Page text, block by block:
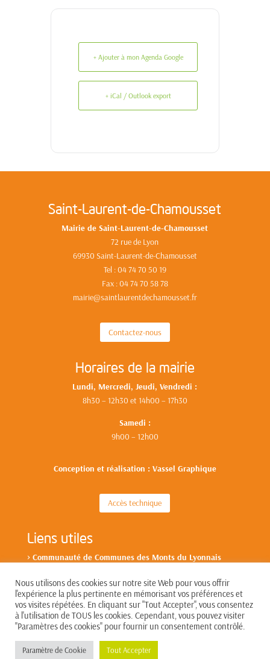
+ Ajouter à mon Agenda Google
+ iCal / Outlook export
Saint-Laurent-de-Chamousset
Mairie de Saint-Laurent-de-Chamousset
72 rue de Lyon
69930 Saint-Laurent-de-Chamousset
Tel : 04 74 70 50 19
Fax : 04 74 70 58 78
mairie@saintlaurentdechamousset.fr
Contactez-nous
Horaires de la mairie
Lundi, Mercredi, Jeudi, Vendredi :
8h30 – 12h30 et 14h00 – 17h30
Samedi :
9h00 – 12h00
Conception et réalisation : Vassel Graphique
Accès technique
Liens utiles
> Communauté de Communes des Monts du Lyonnais
Nous utilisons des cookies sur notre site Web pour vous offrir
l'expérience la plus pertinente en mémorisant vos préférences et
vos visites répétées. En cliquant sur "Tout Accepter", vous consentez
à l'utilisation de TOUS les cookies. Cependant, vous pouvez visiter
"Paramètres des cookies" pour fournir un consentement contrôlé.
Paramètre de Cookie Tout Accepter